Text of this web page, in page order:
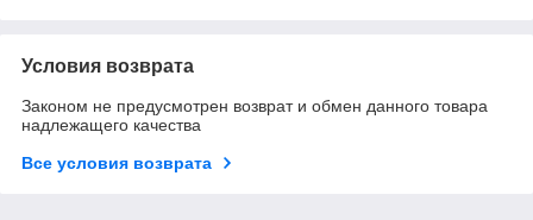
Условия возврата
Законом не предусмотрен возврат и обмен данного товара
надлежащего качества
Все условия возврата